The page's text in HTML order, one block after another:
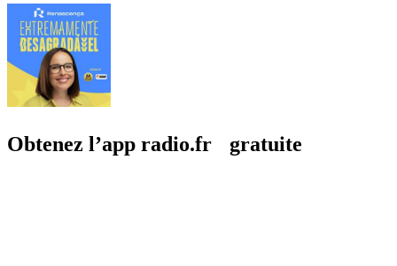
Obtenez l’app radio.fr gratuite